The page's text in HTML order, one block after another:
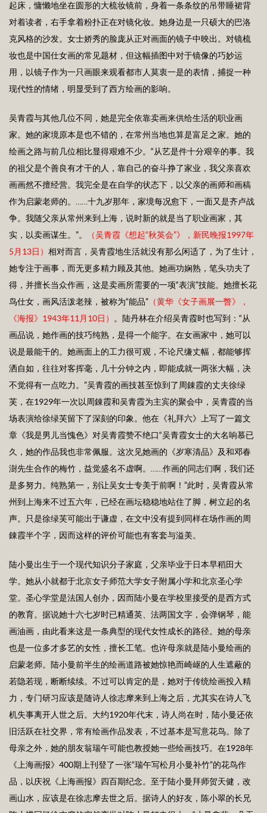
起床，慵懒地坐在圆形的大梳妆镜前，身着一条条纹的吊带睡裙背
对着读者，右手拿着粉扑正在对镜化妆。她身边是一只硕大的巴洛
克风格的沙发。女士娇秀的脸庞从正对画面的镜子中映出。对镜梳
妆也是中国仕女画的常见题材，但这幅插图中对于镜像的巧妙运
用，以镜子作为一只画眼来观看都市人莫衷一是的表情，捕捉一种
现代性的情绪，明显受到了西方绘画的影响。
吴青霞与其他几位不同，她是完全依靠卖画来供给生活的职业画
家。她的家境原本是也不错的，在常州当地也算是富足之家。她的
绘画之路与前几位相比显得艰难不少。“从艺是件十分艰辛的事。我
的祖父是个善良有才干的人，靠自己的奋斗挣了家业，我父亲喜欢
画画然不擅经营。我完全是在自学的状态下，以父亲的画师和画稿
作为启蒙老师的。……十九岁那年，家境每况愈下，一面又是齐卢战
争。我随父亲从常州来到上海，说时新的就是当了职业画家，其
实，以卖画谋生。”。
（吴青霞《想起“秋英会”》，新民晚报1997年
5月13日） 相对而言，吴青霞地生活就没有那么闲适了，为了生计，
她专注于画事，而无更多精力顾及其他。她画功娴熟，笔头功夫了
得，并擅长当众作画，这是卖画所需要的一项“表演”技能。她擅长花
鸟仕女，画风活泼老辣，被称为“能品” （黄华《女子画展一瞥》，
《海报》1943年11 月10日）
。陆丹林在介绍吴青霞时也写到：“从
画品说，她作画的技巧纯熟，是得一个能字。在女画家中，她可以
说是最能干的。她画面上的工力很可观，不论尺缣丈幅，都能够挥
洒自如，往往对客挥毫，几十分钟之内，即能成就一两张大幅，决
不觉得有一点吃力。”吴青霞的画技甚至惊到了周錬霞的丈夫徐绿
芙，在1929年一次以周錬霞和吴青霞为主宾的聚会中，吴青霞的当
场表演给徐绿芙留下了深刻的印象。他在《礼拜六》上写了一篇文
章《我是男儿当愧色》对吴青霞赞不绝口“吴青霞女士的大名响慕已
久，她的作品我也非常佩服。这次见她画的《岁寒清品》及和邓春
澍先生合作的梅竹，益觉盛名不虚啊。……作画的同志们啊，我们还
是多努力。纯熟第一，别让吴女士专美于前啊！”此时，吴青霞从常
州到上海来不过五六年，已经在画坛稳稳地站住了脚，树立起的名
声。只是徐绿芙可能出于谦虚，在文中没有提到同样在场作画的周
錬霞半个字，因而这样的评价可能也有客套与溢美。
陆小曼出生于一个现代知识分子家庭，父亲毕业于日本早稻田大
学。她从小就都于北京女子师范大学女子附属小学和北京圣心学
堂。圣心学堂是法国人创办，因而陆小曼在学校里接受的是西方式
的教育。据说她十六七岁时已精通英、法两国文字，会弹钢琴，能
画油画，由此看来这是一条典型的现代女性成长的路径。她的母亲
也是一位多才多艺的女性，擅长工笔。也许母亲就是陆小曼绘画的
启蒙老师。陆小曼前半生的绘画道路被她惊艳而崎岖的人生遮蔽的
若隐若现，断断续续。不过可以肯定的是，她对于传统绘画投入精
力，专门研习应该是随诗人徐志摩来到上海之后，尤其实在诗人飞
机失事离开人世之后。大约1920年代末，诗人尚在时，陆小曼还依
旧活跃在社交界，常有绘画作品发表，不过基本是写意花鸟。除了
母亲之外，她的朋友翁瑞午可能也教授她一些绘画技巧。在1928年
《上海画报》400期上刊登了一张“瑞午写松月小曼补竹”的花鸟作
品，以庆祝《上海画报》四百期纪念。至于陆小曼拜师贺天健，改
画山水，应该是在徐志摩去世之后。据诗人的好友，陈小翠的长兄